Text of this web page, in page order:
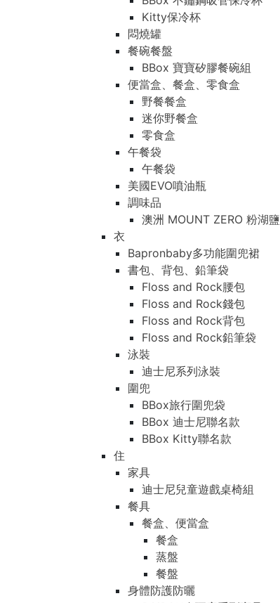
Kitty保冷杯
悶燒罐
餐碗餐盤
BBox 寶寶矽膠餐碗組
便當盒、餐盒、零食盒
野餐餐盒
迷你野餐盒
零食盒
午餐袋
午餐袋
美國EVO噴油瓶
調味品
澳洲 MOUNT ZERO 粉湖鹽
衣
Bapronbaby多功能圍兜裙
書包、背包、鉛筆袋
Floss and Rock腰包
Floss and Rock錢包
Floss and Rock背包
Floss and Rock鉛筆袋
泳裝
迪士尼系列泳裝
圍兜
BBox旅行圍兜袋
BBox 迪士尼聯名款
BBox Kitty聯名款
住
家具
迪士尼兒童遊戲桌椅組
餐具
餐盒、便當盒
餐盒
蒸盤
餐盤
身體防護防曬